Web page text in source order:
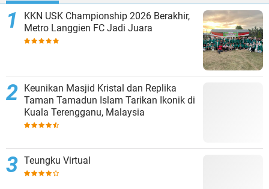
KKN USK Championship 2026 Berakhir,
Metro Langgien FC Jadi Juara
Keunikan Masjid Kristal dan Replika
Taman Tamadun Islam Tarikan Ikonik di
Kuala Terengganu, Malaysia
Teungku Virtual